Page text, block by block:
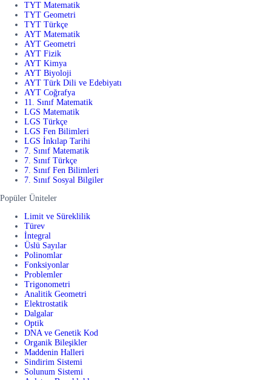
TYT Matematik
TYT Geometri
TYT Türkçe
AYT Matematik
AYT Geometri
AYT Fizik
AYT Kimya
AYT Biyoloji
AYT Türk Dili ve Edebiyatı
AYT Coğrafya
11. Sınıf Matematik
LGS Matematik
LGS Türkçe
LGS Fen Bilimleri
LGS İnkılap Tarihi
7. Sınıf Matematik
7. Sınıf Türkçe
7. Sınıf Fen Bilimleri
7. Sınıf Sosyal Bilgiler
Popüler Üniteler
Limit ve Süreklilik
Türev
İntegral
Üslü Sayılar
Polinomlar
Fonksiyonlar
Problemler
Trigonometri
Analitik Geometri
Elektrostatik
Dalgalar
Optik
DNA ve Genetik Kod
Organik Bileşikler
Maddenin Halleri
Sindirim Sistemi
Solunum Sistemi